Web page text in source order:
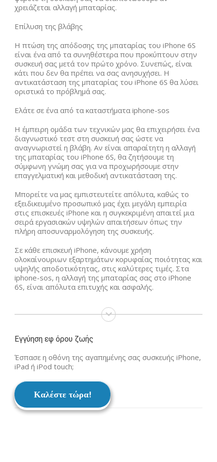
χρειάζεται αλλαγή μπαταρίας.
Επίλυση της βλάβης
Η πτώση της απόδοσης της μπαταρίας του iPhone 6S
είναι ένα από τα συνηθέστερα που προκύπτουν στην
συσκευή σας μετά τον πρώτο χρόνο. Συνεπώς, είναι
κάτι που δεν θα πρέπει να σας ανησυχήσει. Η
αντικατάσταση της μπαταρίας του iPhone 6S θα λύσει
οριστικά το πρόβλημά σας.
Ελάτε σε ένα από τα καταστήματα iphone-sos
Η έμπειρη ομάδα των τεχνικών μας θα επιχειρήσει ένα
διαγνωστικό τεστ στη συσκευή σας ώστε να
αναγνωριστεί η βλάβη. Αν είναι απαραίτητη η αλλαγή
της μπαταρίας του iPhone 6S, θα ζητήσουμε τη
σύμφωνη γνώμη σας για να προχωρήσουμε στην
επαγγελματική και μεθοδική αντικατάσταση της.
Μπορείτε να μας εμπιστευτείτε απόλυτα, καθώς το
εξειδικευμένο προσωπικό μας έχει μεγάλη εμπειρία
στις επισκευές iPhone και η συγκεκριμένη απαιτεί μια
σειρά εργασιακών υψηλών απαιτήσεων όπως την
πλήρη αποσυναρμολόγηση της συσκευής.
Σε κάθε επισκευή iPhone, κάνουμε χρήση
ολοκαίνουριων εξαρτημάτων κορυφαίας ποιότητας και
υψηλής αποδοτικότητας, στις καλύτερες τιμές. Στα
iphone-sos, η αλλαγή της μπαταρίας σας στο iPhone
6S, είναι απόλυτα επιτυχής και ασφαλής.
Εγγύηση εφ όρου ζωής
Έσπασε η οθόνη της αγαπημένης σας συσκευής iPhone,
iPad ή iPod touch;
Καλέστε τώρα!